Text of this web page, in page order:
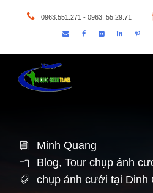
0963.551.271 - 0963. 55.29.71
Minh Quang
Blog, Tour chụp ảnh
chụp ảnh cưới tại Dinh